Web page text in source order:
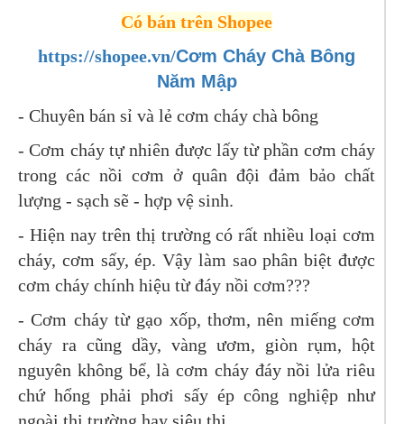
Có bán trên Shopee
https://shopee.vn/Cơm Cháy Chà Bông
Năm Mập
- Chuyên bán sỉ và lẻ cơm cháy chà bông
- Cơm cháy tự nhiên được lấy từ phần cơm cháy
trong các nồi cơm ở quân đội đảm bảo chất
lượng - sạch sẽ - hợp vệ sinh.
- Hiện nay trên thị trường có rất nhiều loại cơm
cháy, cơm sấy, ép. Vậy làm sao phân biệt được
cơm cháy chính hiệu từ đáy nồi cơm???
- Cơm cháy từ gạo xốp, thơm, nên miếng cơm
cháy ra cũng dầy, vàng ươm, giòn rụm, hột
nguyên không bể, là cơm cháy đáy nồi lửa riêu
chứ hổng phải phơi sấy ép công nghiệp như